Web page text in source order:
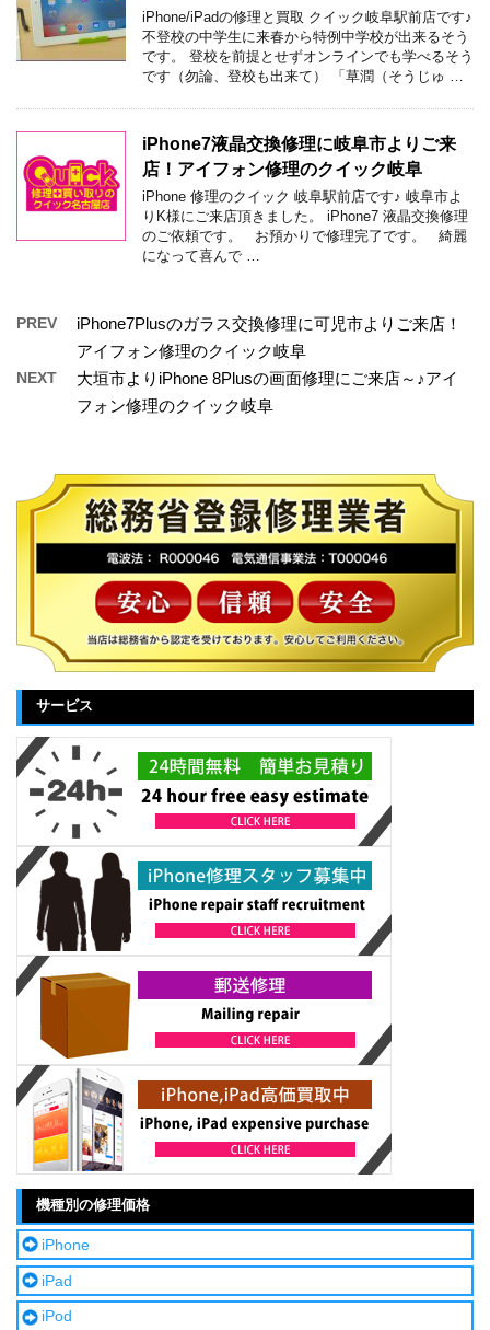
iPhone/iPadの修理と買取 クイック岐阜駅前店です♪
不登校の中学生に来春から特例中学校が出来るそう
です。 登校を前提とせずオンラインでも学べるそう
です（勿論、登校も出来て） 「草潤（そうじゅ …
iPhone7液晶交換修理に岐阜市よりご来
店！アイフォン修理のクイック岐阜
iPhone 修理のクイック 岐阜駅前店です♪ 岐阜市よ
りK様にご来店頂きました。 iPhone7 液晶交換修理
のご依頼です。 お預かりで修理完了です。 綺麗
になって喜んで …
PREV
iPhone7Plusのガラス交換修理に可児市よりご来店！
アイフォン修理のクイック岐阜
NEXT
大垣市よりiPhone 8Plusの画面修理にご来店～♪アイ
フォン修理のクイック岐阜
サービス
機種別の修理価格
iPhone
iPad
iPod